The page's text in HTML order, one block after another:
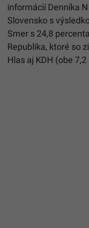
informácií Denníka
Slovensko s
Smer s 24,8
Republika, ktoré so
Hlas aj KDH (obe